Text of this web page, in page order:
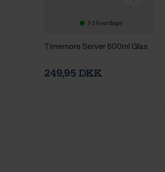
1-2 hverdage
Timemore Server 600ml Glas
249,95 DKK